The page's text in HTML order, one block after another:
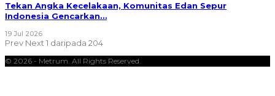
Tekan Angka Kecelakaan, Komunitas Edan Sepur
Indonesia Gencarkan…
19 Jul 2026
Prev Next1 daripada 204
© 2026 - Metrum. All Rights Reserved.